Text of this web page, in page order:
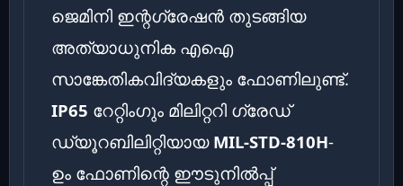
ജെമിനി ഇന്റഗ്രേഷൻ തുടങ്ങിയ
അത്യാധുനിക എഐ
സാങ്കേതികവിദ്യകളും ഫോണിലുണ്ട്.
IP65 റേറ്റിംഗും മിലിറ്ററി ഗ്രേഡ്
ഡ്യൂറബിലിറ്റിയായ MIL-STD-810H-
ഉം ഫോണിന്റെ ഈടുനിൽപ്പ്